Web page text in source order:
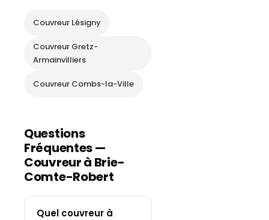
Couvreur Lésigny
Couvreur Gretz-
Armainvilliers
Couvreur Combs-la-Ville
Questions
Fréquentes —
Couvreur à Brie-
Comte-Robert
Quel couvreur à